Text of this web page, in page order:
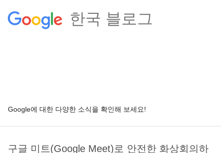
한국 블로그
Google에 대한 다양한 소식을 확인해 보세요!
구글 미트(Google Meet)로 안전한 화상회의하